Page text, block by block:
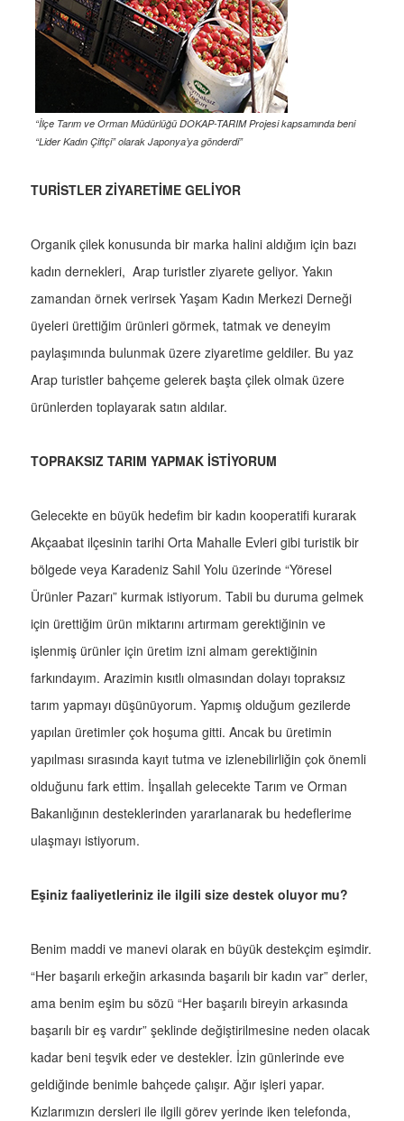
“İlçe Tarım ve Orman Müdürlüğü DOKAP-TARIM Projesi kapsamında beni
“Lider Kadın Çiftçi” olarak Japonya’ya gönderdi”
TURİSTLER ZİYARETİME GELİYOR
Organik çilek konusunda bir marka halini aldığım için bazı
kadın dernekleri, Arap turistler ziyarete geliyor. Yakın
zamandan örnek verirsek Yaşam Kadın Merkezi Derneği
üyeleri ürettiğim ürünleri görmek, tatmak ve deneyim
paylaşımında bulunmak üzere ziyaretime geldiler. Bu yaz
Arap turistler bahçeme gelerek başta çilek olmak üzere
ürünlerden toplayarak satın aldılar.
TOPRAKSIZ TARIM YAPMAK İSTİYORUM
Gelecekte en büyük hedefim bir kadın kooperatifi kurarak
Akçaabat ilçesinin tarihi Orta Mahalle Evleri gibi turistik bir
bölgede veya Karadeniz Sahil Yolu üzerinde “Yöresel
Ürünler Pazarı” kurmak istiyorum. Tabii bu duruma gelmek
için ürettiğim ürün miktarını artırmam gerektiğinin ve
işlenmiş ürünler için üretim izni almam gerektiğinin
farkındayım. Arazimin kısıtlı olmasından dolayı topraksız
tarım yapmayı düşünüyorum. Yapmış olduğum gezilerde
yapılan üretimler çok hoşuma gitti. Ancak bu üretimin
yapılması sırasında kayıt tutma ve izlenebilirliğin çok önemli
olduğunu fark ettim. İnşallah gelecekte Tarım ve Orman
Bakanlığının desteklerinden yararlanarak bu hedeflerime
ulaşmayı istiyorum.
Eşiniz faaliyetleriniz ile ilgili size destek oluyor mu?
Benim maddi ve manevi olarak en büyük destekçim eşimdir.
“Her başarılı erkeğin arkasında başarılı bir kadın var” derler,
ama benim eşim bu sözü “Her başarılı bireyin arkasında
başarılı bir eş vardır” şeklinde değiştirilmesine neden olacak
kadar beni teşvik eder ve destekler. İzin günlerinde eve
geldiğinde benimle bahçede çalışır. Ağır işleri yapar.
Kızlarımızın dersleri ile ilgili görev yerinde iken telefonda,